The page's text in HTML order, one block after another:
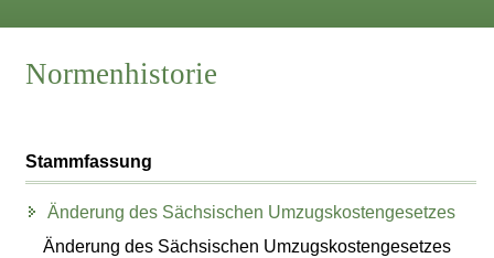
Normenhistorie
Stammfassung
Änderung des Sächsischen Umzugskostengesetzes
Änderung des Sächsischen Umzugskostengesetzes